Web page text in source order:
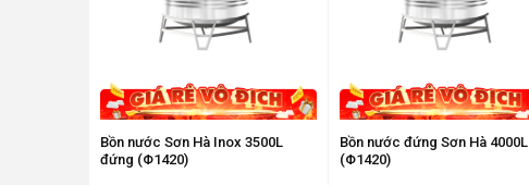
Bồn nước Sơn Hà Inox 3500L
đứng (Φ1420)
Bồn nước đứng Sơn Hà 4000L
(Φ1420)